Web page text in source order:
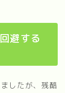
避する
したが、残酷